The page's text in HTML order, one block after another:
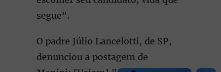
segue".
O padre Júlio Lancelotti, de SP,
denunciou a postagem de